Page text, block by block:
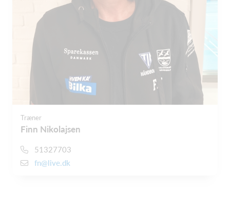
Træner
Finn Nikolajsen
51327703
fn@live.dk